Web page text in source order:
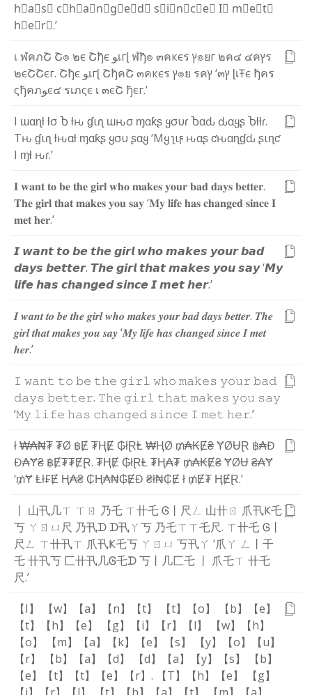
h⃣a⃣s⃣ c⃣h⃣a⃣n⃣g⃣e⃣d⃣ s⃣i⃣n⃣c⃣e⃣ I⃣ m⃣e⃣t⃣
h⃣e⃣r⃣.’
เฬคภՇ Շ๏ ๒є Շђє ﻮเгɭ ฬђ๏ ๓คкєร ץ๏ยг๒ค๔ ๔คץร
๒єՇՇєг. Շђє ﻮเгɭ ՇђคՇ ๓คкєร ץ๏ย รคץ ‘๓ץ ɭเŦє ђคร
ςђคภﻮє๔ รเภςє เ๓єՇ ђєг.’
I ɯαɳƚƚσႦ ƚԋ ɠιɾʅ ɯԋσ ɱαƙʂ ყσυɾႦαԃ ԃαყʂႦƚƚɾ.
Tԋ ɠιɾʅ ƚԋαƚ ɱαƙʂ ყσυ ʂαყ‘Mყʅιϝ ԋαʂƈԋαɳɠԃ ʂιɳƈ
I ɱƚ ԋɾ.’
𝐈𝐰𝐚𝐧𝐭𝐭𝐨𝐛𝐞𝐭𝐡𝐞𝐠𝐢𝐫𝐥𝐰𝐡𝐨𝐦𝐚𝐤𝐞𝐬𝐲𝐨𝐮𝐫𝐛𝐚𝐝𝐝𝐚𝐲𝐬𝐛𝐞𝐭𝐭𝐞𝐫.
𝐓𝐡𝐞𝐠𝐢𝐫𝐥𝐭𝐡𝐚𝐭𝐦𝐚𝐤𝐞𝐬𝐲𝐨𝐮𝐬𝐚𝐲‘𝐌𝐲𝐥𝐢𝐟𝐞𝐡𝐚𝐬𝐜𝐡𝐚𝐧𝐠𝐞𝐝𝐬𝐢𝐧𝐜𝐞𝐈
𝐦𝐞𝐭𝐡𝐞𝐫.’
𝙄 𝙬𝙖𝙣𝙩𝙩𝙤𝙗𝙚𝙩𝙝𝙚𝙜𝙞𝙧𝙡 𝙬𝙝𝙤𝙢𝙖𝙠𝙚𝙨 𝙮𝙤𝙪𝙧𝙗𝙖𝙙
𝙙𝙖𝙮𝙨 𝙗𝙚𝙩𝙩𝙚𝙧. 𝙏𝙝𝙚𝙜𝙞𝙧𝙡𝙩𝙝𝙖𝙩𝙢𝙖𝙠𝙚𝙨 𝙮𝙤𝙪𝙨𝙖𝙮‘𝙈𝙮
𝙡𝙞𝙛𝙚𝙝𝙖𝙨 𝙘𝙝𝙖𝙣𝙜𝙚𝙙𝙨𝙞𝙣𝙘𝙚𝙄𝙢𝙚𝙩𝙝𝙚𝙧.’
𝑰𝒘𝒂𝒏𝒕𝒕𝒐 𝒃𝒆𝒕𝒉𝒆𝒈𝒊𝒓𝒍𝒘𝒉𝒐 𝒎𝒂𝒌𝒆𝒔𝒚𝒐𝒖𝒓𝒃𝒂𝒅𝒅𝒂𝒚𝒔𝒃𝒆𝒕𝒕𝒆𝒓. 𝑻𝒉𝒆
𝒈𝒊𝒓𝒍𝒕𝒉𝒂𝒕𝒎𝒂𝒌𝒆𝒔𝒚𝒐𝒖 𝒔𝒂𝒚‘𝑴𝒚𝒍𝒊𝒇𝒆𝒉𝒂𝒔𝒄𝒉𝒂𝒏𝒈𝒆𝒅𝒔𝒊𝒏𝒄𝒆𝑰𝒎𝒆𝒕
𝒉𝒆𝒓.’
𝙸 𝚠𝚊𝚗𝚝 𝚝𝚘 𝚋𝚎 𝚝𝚑𝚎 𝚐𝚒𝚛𝚕 𝚠𝚑𝚘 𝚖𝚊𝚔𝚎𝚜 𝚢𝚘𝚞𝚛 𝚋𝚊𝚍
𝚍𝚊𝚢𝚜 𝚋𝚎𝚝𝚝𝚎𝚛. 𝚃𝚑𝚎 𝚐𝚒𝚛𝚕 𝚝𝚑𝚊𝚝 𝚖𝚊𝚔𝚎𝚜 𝚢𝚘𝚞 𝚜𝚊𝚢
‘𝙼𝚢 𝚕𝚒𝚏𝚎 𝚑𝚊𝚜 𝚌𝚑𝚊𝚗𝚐𝚎𝚍 𝚜𝚒𝚗𝚌𝚎 𝙸 𝚖𝚎𝚝 𝚑𝚎𝚛.’
ł₩₳₦₮₮Ø ฿Ɇ ₮ⱧɆ ₲łⱤⱠ₩ⱧØ ₥₳₭Ɇ₴ɎØɄⱤ ฿₳Đ
Đ₳Ɏ₴ ฿Ɇ₮₮ɆⱤ. ₮ⱧɆ ₲łⱤⱠ₮Ⱨ₳₮ ₥₳₭Ɇ₴ɎØɄ₴₳Ɏ
‘₥ɎⱠł₣Ɇ Ⱨ₳₴₵Ⱨ₳₦₲ɆĐ ₴ł₦₵Ɇ ł ₥Ɇ₮ ⱧɆⱤ.’
丨 山卂几ㄒ ㄒ ㄖ 乃乇 ㄒ卄乇Ꮆ 丨 尺 ㄥ 山卄ㄖ 爪卂Ҝ乇
丂 ㄚ ㄖ ㄩ 尺 乃卂ᗪᗪ卂ㄚ丂 乃乇ㄒ ㄒ乇尺. ㄒ卄乇Ꮆ 丨
尺 ㄥ ㄒ卄卂ㄒ 爪卂Ҝ乇丂 ㄚ ㄖ ㄩ 丂卂ㄚ ‘爪ㄚ ㄥ 丨 千
乇卄卂丂 匚卄卂几Ꮆ乇ᗪ丂 丨 几匚乇 丨 爪乇ㄒ 卄乇
尺.’
【I】 【w】 【a】 【n】 【t】 【t】 【o】 【b】
【e】
【t】
【h】 【e】 【g】 【i】 【r】 【l】 【w】
【h】
【o】
【m】 【a】 【k】 【e】 【s】 【y】 【o】
【u】
【r】
【b】 【a】 【d】 【d】 【a】 【y】 【s】
【b】
【e】
【t】 【t】 【e】 【r】 . 【T】 【h】 【e】
【g】